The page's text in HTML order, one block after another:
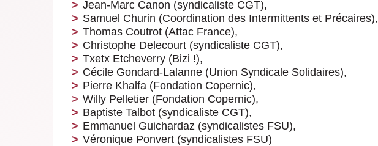
Jean-Marc Canon (syndicaliste CGT),
Samuel Churin (Coordination des Intermittents et Précaires),
Thomas Coutrot (Attac France),
Christophe Delecourt (syndicaliste CGT),
Txetx Etcheverry (Bizi !),
Cécile Gondard-Lalanne (Union Syndicale Solidaires),
Pierre Khalfa (Fondation Copernic),
Willy Pelletier (Fondation Copernic),
Baptiste Talbot (syndicaliste CGT),
Emmanuel Guichardaz (syndicalistes FSU),
Véronique Ponvert (syndicalistes FSU)